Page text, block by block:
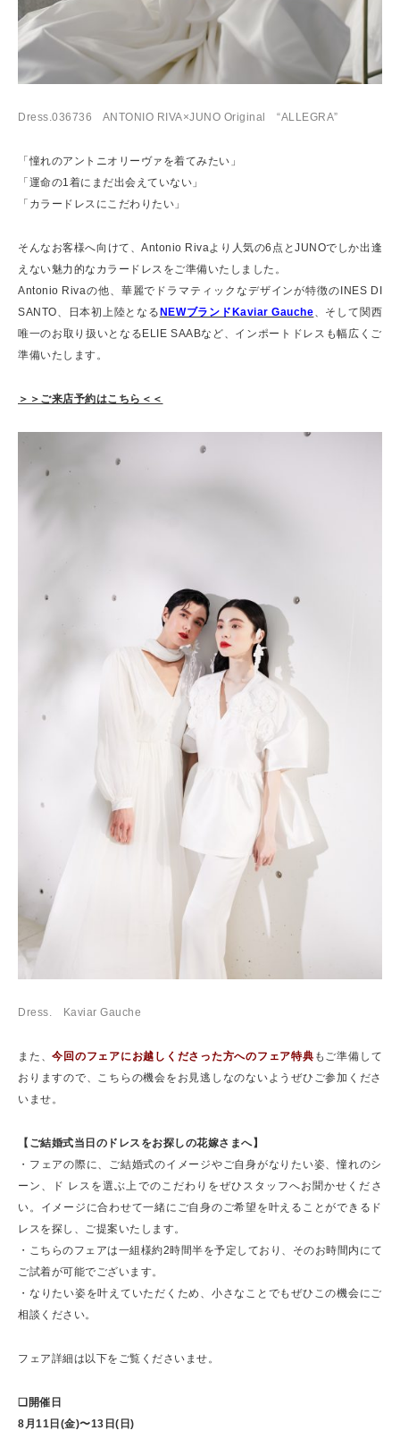
Dress.036736 ANTONIO RIVA×JUNO Original “ALLEGRA”
「憧れのアントニオリーヴァを着てみたい」
「運命の1着にまだ出会えていない」
「カラードレスにこだわりたい」
そんなお客様へ向けて、Antonio Rivaより人気の6点とJUNOでしか出逢
えない魅力的なカラードレスをご準備いたしました。
Antonio Rivaの他、華麗でドラマティックなデザインが特徴のINES DI
SANTO、日本初上陸となるNEWブランドKaviar Gauche 、そして関西
唯一のお取り扱いとなるELIE SAABなど、インポートドレスも幅広くご
準備いたします。
＞＞ご来店予約はこちら＜＜
Dress. Kaviar Gauche
また、今回のフェアにお越しくださった方へのフェア特典 もご準備して
おりますので、こちらの機会をお見逃しなのないようぜひご参加くださ
いませ。
【ご結婚式当日のドレスをお探しの花嫁さまへ】
・フェアの際に、ご結婚式のイメージやご自身がなりたい姿、憧れのシ
ーン、ド レスを選ぶ上でのこだわりをぜひスタッフへお聞かせくださ
い。イメージに合わせて一緒にご自身のご希望を叶えることができるド
レスを探し、ご提案いたします。
・こちらのフェアは一組様約2時間半を予定しており、そのお時間内にて
ご試着が可能でございます。
・なりたい姿を叶えていただくため、小さなことでもぜひこの機会にご
相談ください。
フェア詳細は以下をご覧くださいませ。
❏開催日
8月11日(金)〜13日(日)